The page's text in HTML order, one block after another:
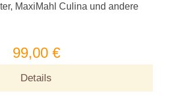
MaxiMahl Culina und andere
99,00 €
Details